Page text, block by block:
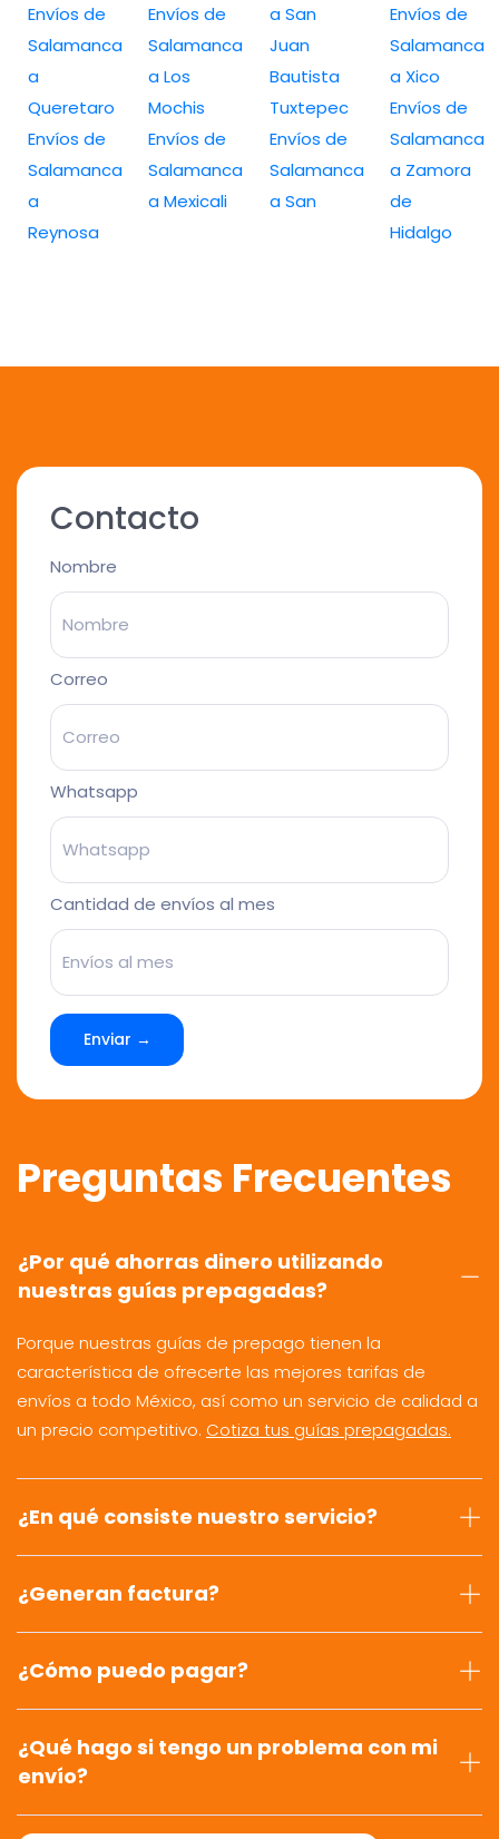
Envíos de
Salamanca
a
Queretaro
Envíos de
Salamanca
a
Reynosa
Envíos de
Salamanca
a Los
Mochis
Envíos de
Salamanca
a Mexicali
a San
Juan
Bautista
Tuxtepec
Envíos de
Salamanca
a San
Envíos de
Salamanca
a Xico
Envíos de
Salamanca
a Zamora
de
Hidalgo
Contacto
Nombre
Correo
Whatsapp
Cantidad de envíos al mes
Enviar →
Preguntas Frecuentes
¿Por qué ahorras dinero utilizando
nuestras guías prepagadas?
Porque nuestras guías de prepago tienen la
característica de ofrecerte las mejores tarifas de
envíos a todo México, así como un servicio de calidad a
un precio competitivo. Cotiza tus guías prepagadas.
¿En qué consiste nuestro servicio?
¿Generan factura?
¿Cómo puedo pagar?
¿Qué hago si tengo un problema con mi
envío?